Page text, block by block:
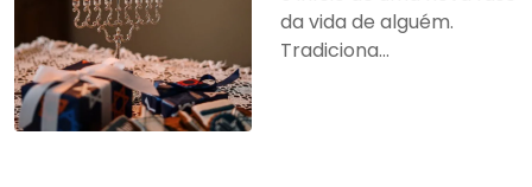
da vida de alguém.
Tradiciona...